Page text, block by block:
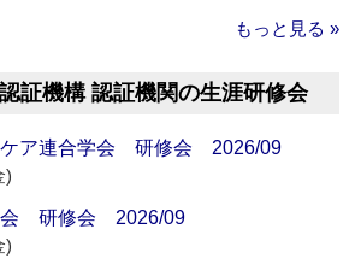
もっと見る »
証機構 認証機関の生涯研修会
ケア連合学会 研修会 2026/09
)
会 研修会 2026/09
)